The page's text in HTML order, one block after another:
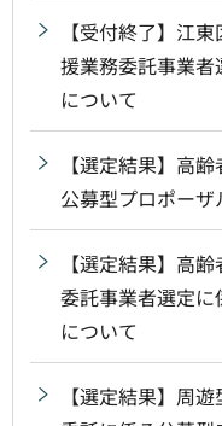
【受付終了】江
援業務委託事業
について
【選定結果】高
公募型プロポー
【選定結果】高
委託事業者選定
について
【選定結果】周